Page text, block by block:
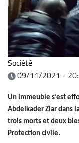
Société
09/11/2021 -
Un immeuble s’est
Abdelkader Ziar dans
trois morts et deux
Protection civile.